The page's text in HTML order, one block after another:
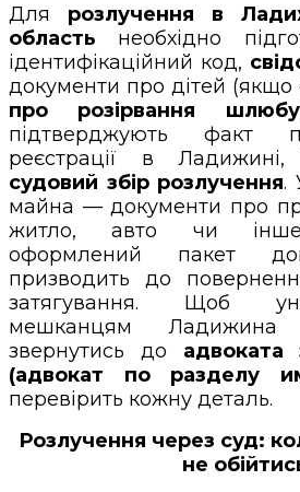
Для розлучення в
область необхідно
ідентифікаційний код,
документи про дітей (якщо
про розірвання шлюбу
підтверджують факт
реєстрації в
судовий збір розлучення.
майна — документи про
житло, авто чи
оформлений пакет
призводить до
затягування. Щоб
мешканцям Ладижина
звернутись до
(адвокат по разделу
перевірить кожну деталь.
Розлучення через суд:
не